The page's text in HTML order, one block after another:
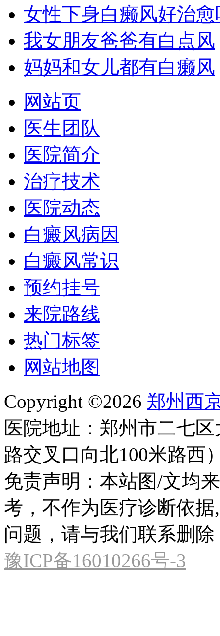
女性下身白癞风好治愈
我女朋友爸爸有白点风
妈妈和女儿都有白癞风
网站页
医生团队
医院简介
治疗技术
医院动态
白癜风病因
白癜风常识
预约挂号
来院路线
热门标签
网站地图
Copyright ©2026 郑州西
医院地址：郑州市二七
路交叉口向北100米路西
免责声明：本站图/文均
考，不作为医疗诊断依
问题，请与我们联系删除
豫ICP备16010266号-3